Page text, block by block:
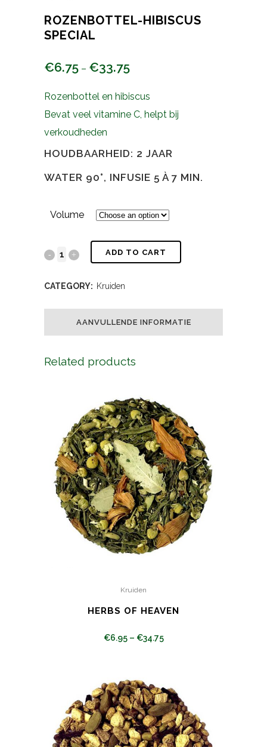
ROZENBOTTEL-HIBISCUS
SPECIAL
€6.75 – €33.75
Rozenbottel en hibiscus
Bevat veel vitamine C, helpt bij
verkoudheden
HOUDBAARHEID: 2 JAAR
WATER 90°, INFUSIE 5 À 7 MIN.
Volume
ADD TO CART
CATEGORY: Kruiden
AANVULLENDE INFORMATIE
Related products
Kruiden
HERBS OF HEAVEN
€6.95– €34.75